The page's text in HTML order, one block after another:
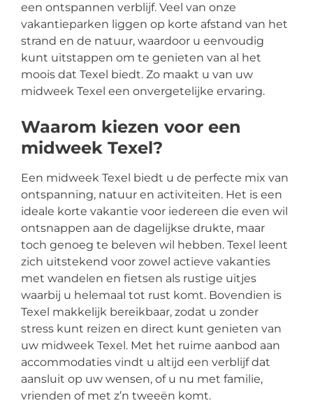
een ontspannen verblijf. Veel van onze
vakantieparken liggen op korte afstand van het
strand en de natuur, waardoor u eenvoudig
kunt uitstappen om te genieten van al het
moois dat Texel biedt. Zo maakt u van uw
midweek Texel een onvergetelijke ervaring.
Waarom kiezen voor een
midweek Texel?
Een midweek Texel biedt u de perfecte mix van
ontspanning, natuur en activiteiten. Het is een
ideale korte vakantie voor iedereen die even wil
ontsnappen aan de dagelijkse drukte, maar
toch genoeg te beleven wil hebben. Texel leent
zich uitstekend voor zowel actieve vakanties
met wandelen en fietsen als rustige uitjes
waarbij u helemaal tot rust komt. Bovendien is
Texel makkelijk bereikbaar, zodat u zonder
stress kunt reizen en direct kunt genieten van
uw midweek Texel. Met het ruime aanbod aan
accommodaties vindt u altijd een verblijf dat
aansluit op uw wensen, of u nu met familie,
vrienden of met z’n tweeën komt.